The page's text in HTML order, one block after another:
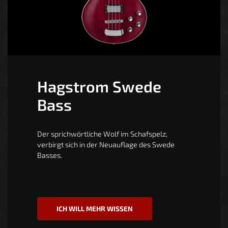
Hagstrom Swede
Bass
Der sprichwörtliche Wolf im Schafspelz,
verbirgt sich in der Neuauflage des Swede
Basses.
ICH WILL MEHR WISSEN